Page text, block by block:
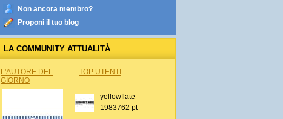
Non ancora membro?
Proponi il tuo blog
LA COMMUNITY ATTUALITÀ
L'AUTORE DEL
GIORNO
TOP UTENTI
yellowflate
1983762 pt